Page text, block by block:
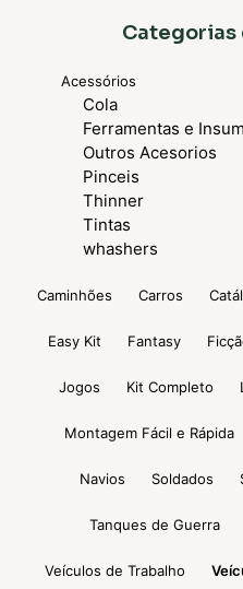
Categorias
Acessórios
Cola
Ferramentas e
Outros Acesorios
Pinceis
Thinner
Tintas
whashers
Caminhões Carros
Easy Kit Fantasy
Jogos Kit Completo
Montagem Fácil e Rápida
Navios Soldados
Tanques de Guerra
Veículos de Trabalho